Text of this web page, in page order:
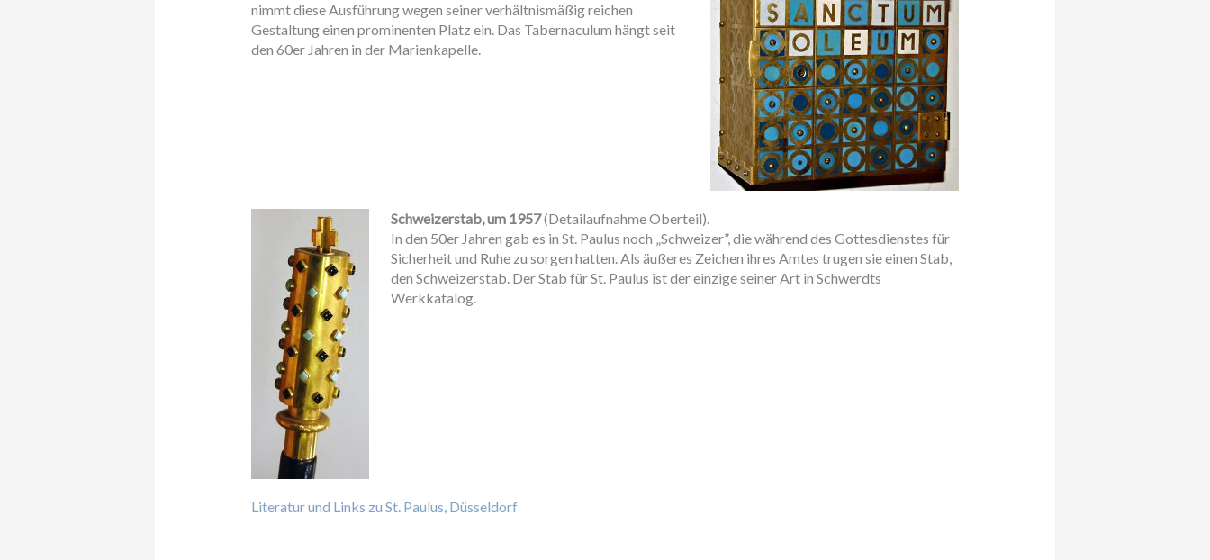
nimmt diese Ausführung wegen seiner verhältnismäßig reichen
Gestaltung einen prominenten Platz ein. Das Tabernaculum hängt seit
den 60er Jahren in der Marienkapelle.
Schweizerstab, um 1957(Detailaufnahme Oberteil).
In den 50er Jahren gab es in St. Paulus noch „Schweizer”, die während des Gottesdienstes für
Sicherheit und Ruhe zu sorgen hatten. Als äußeres Zeichen ihres Amtes trugen sie einen Stab,
den Schweizerstab. Der Stab für St. Paulus ist der einzige seiner Art in Schwerdts
Werkkatalog.
Literatur und Links zu St. Paulus, Düsseldorf